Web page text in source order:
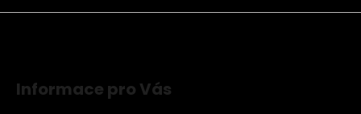
Informace pro Vás